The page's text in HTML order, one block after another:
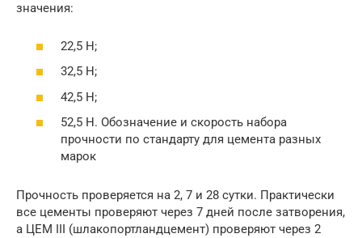
значения:
22,5 Н;
32,5 Н;
42,5 Н;
52,5 Н. Обозначение и скорость набора
прочности по стандарту для цемента разных
марок
Прочность проверяется на 2, 7 и 28 сутки. Практически
все цементы проверяют через 7 дней после затворения,
а ЦЕМ III (шлакопортландцемент) проверяют через 2